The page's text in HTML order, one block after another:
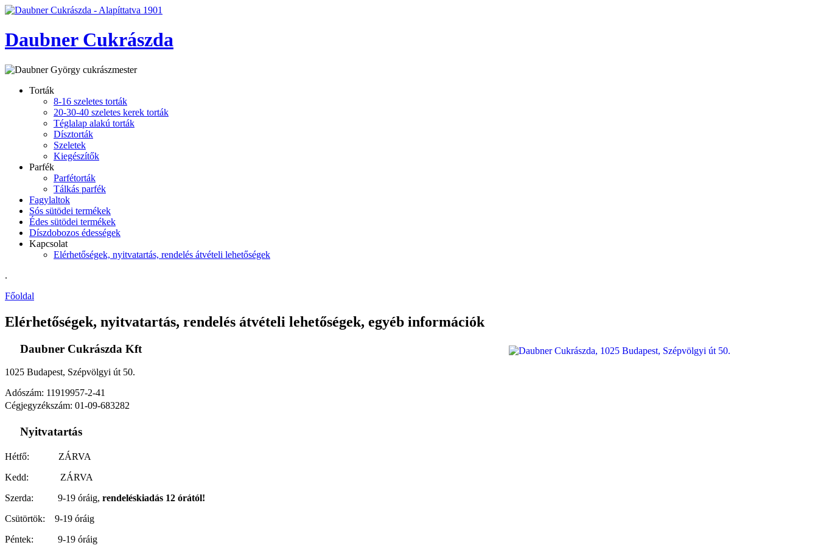
Daubner Cukrászda
Torták
8-16 szeletes torták
20-30-40 szeletes kerek torták
Téglalap alakú torták
Dísztorták
Szeletek
Kiegészítők
Parfék
Parfétorták
Tálkás parfék
Fagylaltok
Sós sütödei termékek
Édes sütödei termékek
Díszdobozos édességek
Kapcsolat
Elérhetőségek, nyitvatartás, rendelés átvételi lehetőségek
.
Főoldal
Elérhetőségek, nyitvatartás, rendelés átvételi lehetőségek, egyéb információk
Daubner Cukrászda Kft
1025 Budapest, Szépvölgyi út 50.
Adószám: 11919957-2-41
Cégjegyzékszám: 01-09-683282
Nyitvatartás
Hétfő: ZÁRVA
Kedd: ZÁRVA
Szerda: 9-19 óráig, rendeléskiadás 12 órától!
Csütörtök: 9-19 óráig
Péntek: 9-19 óráig